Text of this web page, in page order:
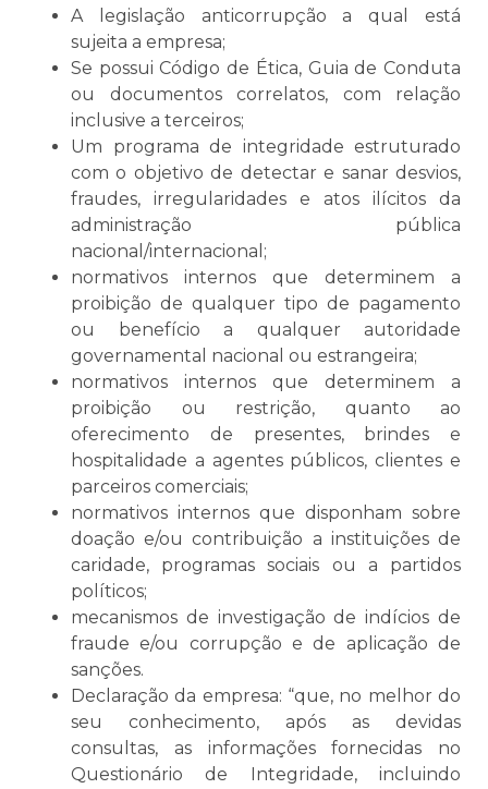
A legislação anticorrupção a qual está
sujeita a empresa;
Se possui Código de Ética, Guia de Conduta
ou documentos correlatos, com relação
inclusive a terceiros;
Um programa de integridade estruturado
com o objetivo de detectar e sanar desvios,
fraudes, irregularidades e atos ilícitos da
administração pública
nacional/internacional;
normativos internos que determinem a
proibição de qualquer tipo de pagamento
ou benefício a qualquer autoridade
governamental nacional ou estrangeira;
normativos internos que determinem a
proibição ou restrição, quanto ao
oferecimento de presentes, brindes e
hospitalidade a agentes públicos, clientes e
parceiros comerciais;
normativos internos que disponham sobre
doação e/ou contribuição a instituições de
caridade, programas sociais ou a partidos
políticos;
mecanismos de investigação de indícios de
fraude e/ou corrupção e de aplicação de
sanções.
Declaração da empresa: “que, no melhor do
seu conhecimento, após as devidas
consultas, as informações fornecidas no
Questionário de Integridade, incluindo